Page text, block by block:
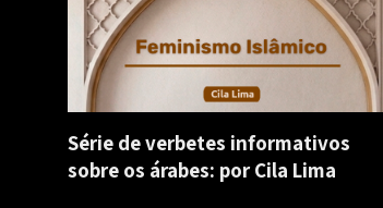
Série de verbetes informativos
sobre os árabes: por Cila Lima